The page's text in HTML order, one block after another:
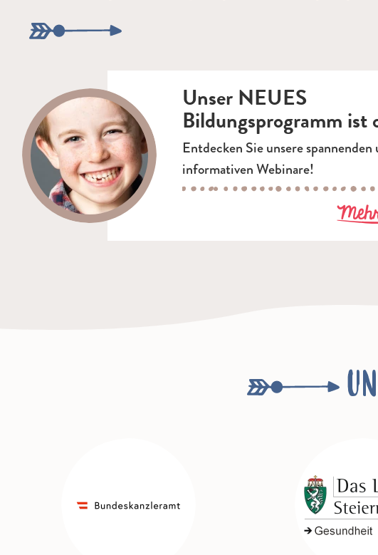
Unser NEUES
Bildungsprogramm ist
Entdecken Sie unsere spannenden
informativen Webinare!